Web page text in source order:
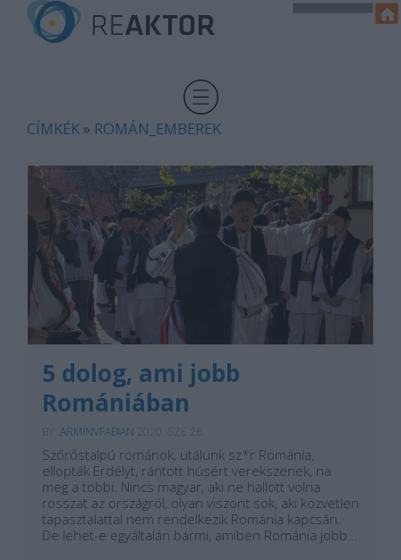
CÍMKÉK » ROMÁN_EMBEREK
5 dolog, ami jobb
Romániában
ARMINVFABIAN
Szőrőstalpú románok, utálunk sz*r Románia,
ellopták Erdélyt, rántott húsért verekszenek, na
meg a többi. Nincs magyar, aki ne hallott volna
rosszat az országról, olyan viszont sok, aki közvetlen
tapasztalattal nem rendelkezik Románia kapcsán.
De lehet-e egyáltalán bármi, amiben Románia jobb…